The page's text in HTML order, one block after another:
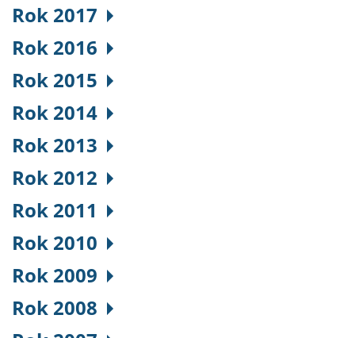
Rok 2017
Rok 2016
Rok 2015
Rok 2014
Rok 2013
Rok 2012
Rok 2011
Rok 2010
Rok 2009
Rok 2008